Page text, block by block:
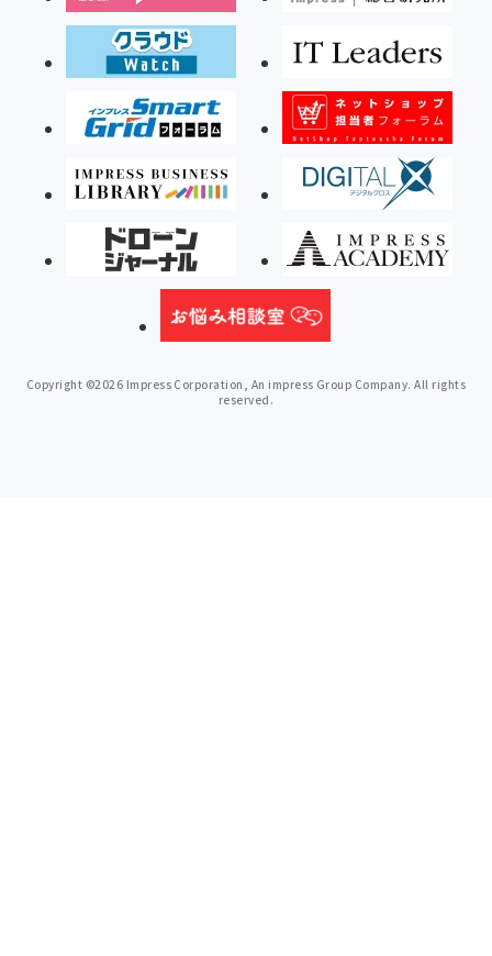
Copyright ©2026 Impress Corporation, An impress Group Company. All rights
reserved.